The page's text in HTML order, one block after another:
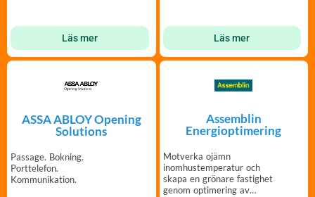
Läs mer Läs mer
ASSA ABLOY Opening
Solutions
Passage. Bokning.
Porttelefon.
Kommunikation.
Assemblin
Energioptimering
Motverka ojämn
inomhustemperatur och
skapa en grönare fastighet
genom optimering av